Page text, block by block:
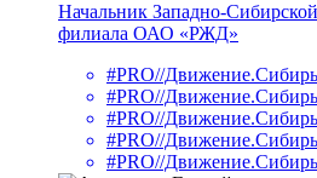
Начальник Западно-
филиала ОАО «РЖД»
#PRO//Движение.Сибирь
#PRO//Движение.Сибирь
#PRO//
#PRO//
#PRO//